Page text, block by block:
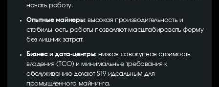
начать работу.
Опытные майнеры: высокая производительность и
стабильность работы позволяют масштабировать ферму
без лишних затрат.
Бизнес и дата-центры: низкая совокупная стоимость
владения (TCO) и минимальные требования к
обслуживанию делают S19 идеальным для
промышленного майнинга.